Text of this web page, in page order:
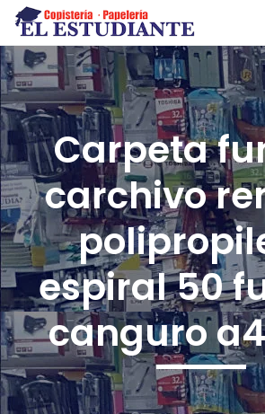
El Estudiante
Copistería
Papelería
Servicios
Novedades
Carpeta
carchivo
espiral 50
canguro